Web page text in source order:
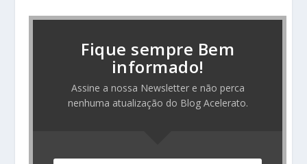
Fique sempre Bem
informado!
Assine a nossa Newsletter e não perca
nenhuma atualização do Blog Acelerato.